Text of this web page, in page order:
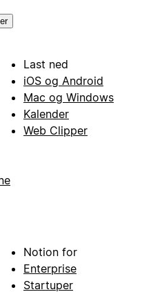
Last ned
iOS og Android
Mac og Windows
Kalender
Web Clipper
Notion for
Enterprise
Startuper